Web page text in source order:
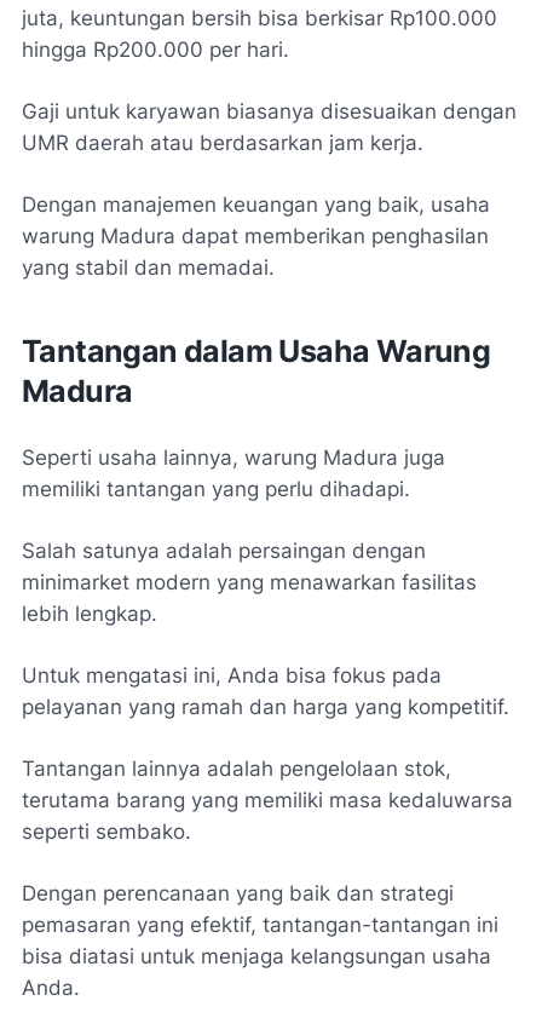
juta, keuntungan bersih bisa berkisar Rp100.000
hingga Rp200.000 per hari.
Gaji untuk karyawan biasanya disesuaikan dengan
UMR daerah atau berdasarkan jam kerja.
Dengan manajemen keuangan yang baik, usaha
warung Madura dapat memberikan penghasilan
yang stabil dan memadai.
Tantangan dalam Usaha Warung
Madura
Seperti usaha lainnya, warung Madura juga
memiliki tantangan yang perlu dihadapi.
Salah satunya adalah persaingan dengan
minimarket modern yang menawarkan fasilitas
lebih lengkap.
Untuk mengatasi ini, Anda bisa fokus pada
pelayanan yang ramah dan harga yang kompetitif.
Tantangan lainnya adalah pengelolaan stok,
terutama barang yang memiliki masa kedaluwarsa
seperti sembako.
Dengan perencanaan yang baik dan strategi
pemasaran yang efektif, tantangan-tantangan ini
bisa diatasi untuk menjaga kelangsungan usaha
Anda.